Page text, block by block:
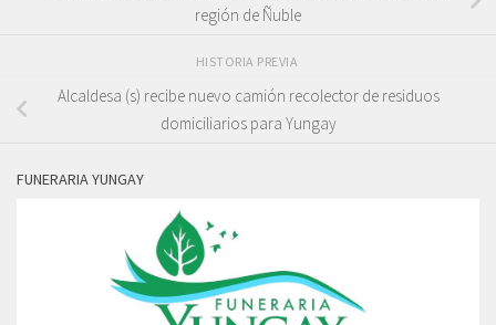
región de Ñuble
HISTORIA PREVIA
Alcaldesa (s) recibe nuevo camión recolector de residuos
domiciliarios para Yungay
FUNERARIA YUNGAY